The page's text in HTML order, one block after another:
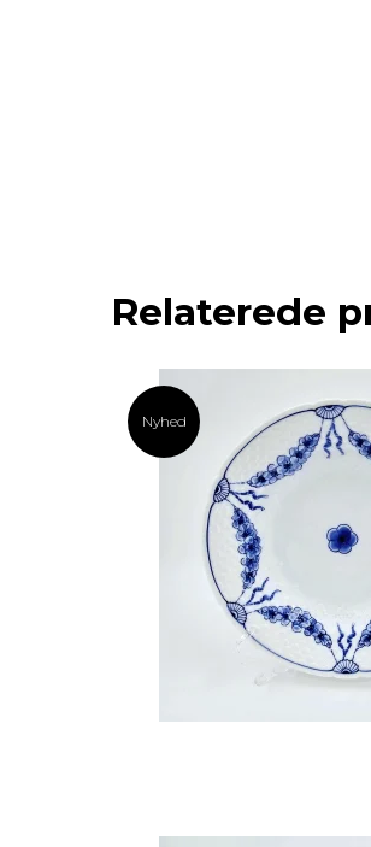
Relaterede
Nyhed